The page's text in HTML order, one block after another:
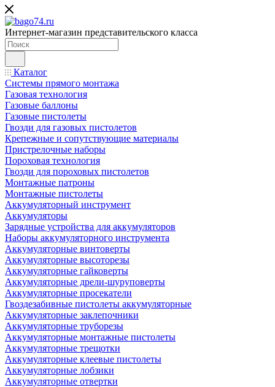
Интернет-магазин представительского класса
Каталог
Системы прямого монтажа
Газовая технология
Газовые баллоны
Газовые пистолеты
Гвозди для газовых пистолетов
Крепежные и сопутствующие материалы
Пристрелочные наборы
Пороховая технология
Гвозди для пороховых пистолетов
Монтажные патроны
Монтажные пистолеты
Аккумуляторный инструмент
Аккумуляторы
Зарядные устройства для аккумуляторов
Наборы аккумуляторного инструмента
Аккумуляторные винтоверты
Аккумуляторные высоторезы
Аккумуляторные гайковерты
Аккумуляторные дрели-шуруповерты
Аккумуляторные просекатели
Гвоздезабивные пистолеты аккумуляторные
Аккумуляторные заклепочники
Аккумуляторные труборезы
Аккумуляторные монтажные пистолеты
Аккумуляторные трещотки
Аккумуляторные клеевые пистолеты
Аккумуляторные лобзики
Аккумуляторные отвертки